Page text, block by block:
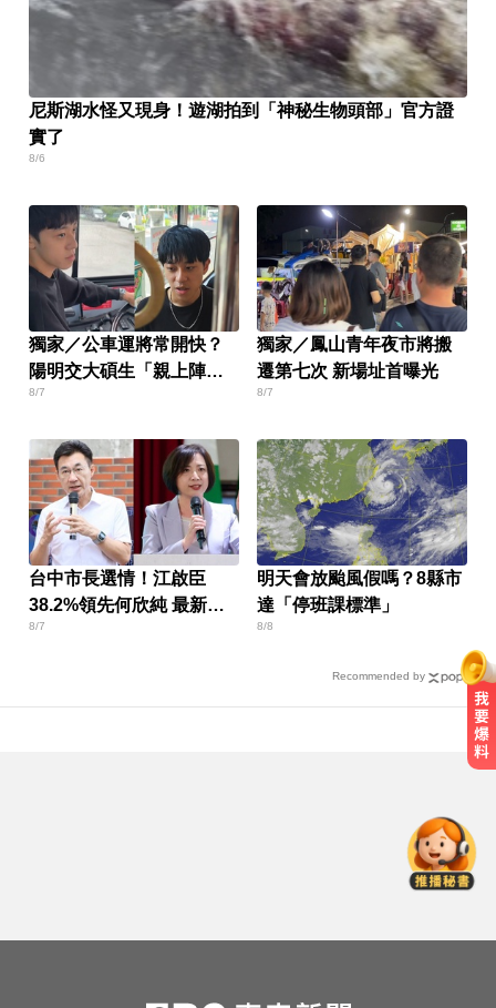
尼斯湖水怪又現身！遊湖拍到「神秘生物頭部」官方證
實了
8/6
獨家／公車運將常開快？
陽明交大碩生「親上陣」
找原因
8/7
獨家／鳳山青年夜市將搬
遷第七次 新場址首曝光
8/7
台中市長選情！江啟臣
38.2%領先何欣純 最新民
調曝
8/7
明天會放颱風假嗎？8縣市
達「停班課標準」
8/8
Recommended by
中毒關鍵
涉製毒、跨國販毒！埃及女星被判